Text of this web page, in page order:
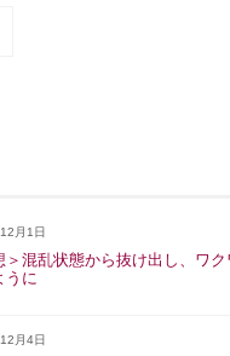
月1日
＞混乱状態から抜け出し、ワ
うに
月4日